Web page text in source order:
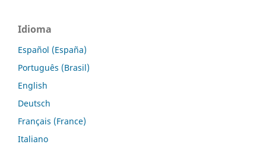
Idioma
Español (España)
Português (Brasil)
English
Deutsch
Français (France)
Italiano